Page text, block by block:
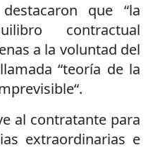
que “la
contractual
a la voluntad del
“teoría de la
al contratante para
extraordinarias e